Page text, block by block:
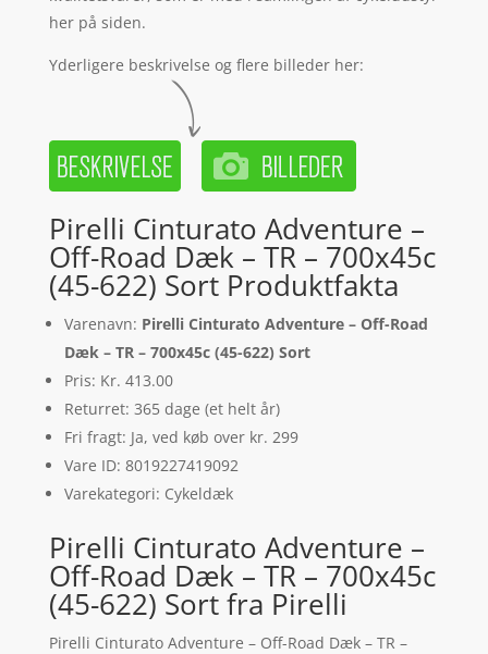
her på siden.
Yderligere beskrivelse og flere billeder her:
Pirelli Cinturato Adventure –
Off-Road Dæk – TR – 700x45c
(45-622) Sort Produktfakta
Varenavn: Pirelli Cinturato Adventure – Off-Road
Dæk – TR – 700x45c (45-622) Sort
Pris: Kr. 413.00
Returret: 365 dage (et helt år)
Fri fragt: Ja, ved køb over kr. 299
Vare ID: 8019227419092
Varekategori: Cykeldæk
Pirelli Cinturato Adventure –
Off-Road Dæk – TR – 700x45c
(45-622) Sort fra Pirelli
Pirelli Cinturato Adventure – Off-Road Dæk – TR –